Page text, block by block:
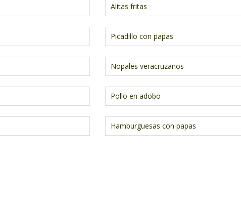
Alitas fritas
Picadillo con papas
Nopales veracruzanos
Pollo en adobo
Hamburguesas con papas